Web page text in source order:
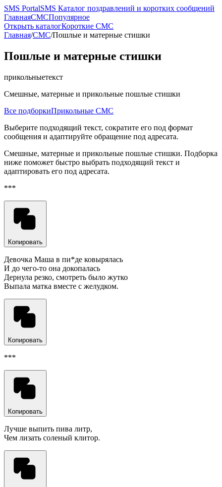
SMS PortalSMS Каталог поздравлений и коротких сообщений
ГлавнаяСМСПопулярное
Открыть каталогКороткие СМС
Главная/СМС/Пошлые и матерные стишки
Пошлые и матерные стишки
прикольныетекст
Смешные, матерные и прикольные пошлые стишки
Все подборкиПрикольные СМС
Выберите подходящий текст, сократите его под формат
сообщения и адаптируйте обращение под адресата.
Смешные, матерные и прикольные пошлые стишки. Подборка
ниже поможет быстро выбрать подходящий текст и
адаптировать его под адресата.
***
Копировать
Девочка Маша в пи*де ковырялась
И до чего-то она докопалась
Дернула резко, смотреть было жутко
Выпала матка вместе с желудком.
Копировать
***
Копировать
Лучше выпить пива литр,
Чем лизать соленый клитор.